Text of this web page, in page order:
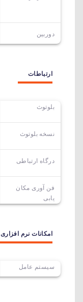
دوربین
ارتباطات
بلوتوث
نسخه بلوتوث
درگاه ارتباطی
فن آوری مکان
یابی
امکانات نرم افزاری
سیستم عامل